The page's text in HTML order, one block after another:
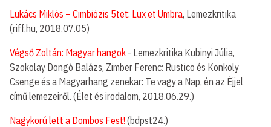
Lukács Miklós – Cimbiózis 5tet: Lux et Umbra, Lemezkritika
(riff.hu, 2018.07.05)
Végső Zoltán: Magyar hangok - Lemezkritika Kubinyi Júlia,
Szokolay Dongó Balázs, Zimber Ferenc: Rustico és Konkoly
Csenge és a Magyarhang zenekar: Te vagy a Nap, én az Éjjel
című lemezeiről. (Élet és irodalom, 2018.06.29.)
Nagykorú lett a Dombos Fest! (bdpst24.)